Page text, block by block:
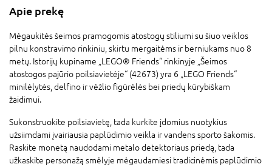
Apie prekę
Mėgaukitės šeimos pramogomis atostogų stiliumi su šiuo veiklos
pilnu konstravimo rinkiniu, skirtu mergaitėms ir berniukams nuo 8
metų. Istorijų kupiname „LEGO® Friends“ rinkinyje „Šeimos
atostogos pajūrio poilsiavietėje“ (42673) yra 6 „LEGO Friends“
minilėlytės, delfino ir vėžlio figūrėlės bei priedų kūrybiškam
žaidimui.
Sukonstruokite poilsiavietę, tada kurkite įdomius nuotykius
užsiimdami įvairiausia paplūdimio veikla ir vandens sporto šakomis.
Raskite monetą naudodami metalo detektoriaus priedą, tada
užkaskite personažą smėlyje mėgaudamiesi tradicinėmis paplūdimio